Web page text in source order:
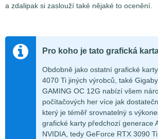
a zdalipak si zaslouží také nějaké to ocenění.
Pro koho je tato grafická
Obdobně jako ostatní grafické
4070 Ti jiných výrobců, také
GAMING OC 12G nabízí všem
počítačových her více jak
který je téměř srovnatelný s
grafické karty předchozí generace
NVIDIA, tedy GeForce RTX 3090